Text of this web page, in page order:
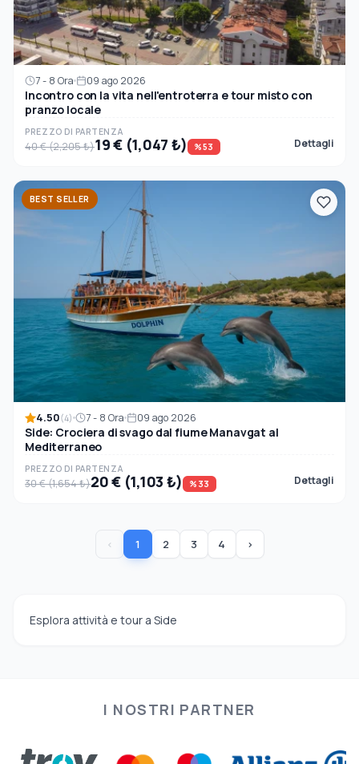
7 - 8 Ora 09 ago 2026
Incontro con la vita nell'entroterra e tour misto con
pranzo locale
PREZZO DI PARTENZA
40 € (2,205 ₺)19 € (1,047 ₺) %53 Dettagli
BEST SELLER
4.50(4) 7 - 8 Ora 09 ago 2026
Side: Crociera di svago dal fiume Manavgat al
Mediterraneo
PREZZO DI PARTENZA
30 € (1,654 ₺)20 € (1,103 ₺) %33 Dettagli
‹ 1 2 3 4 ›
Esplora attività e tour a Side
I NOSTRI PARTNER